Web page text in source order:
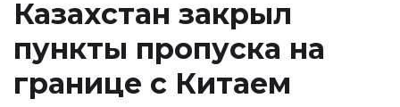
Казахстан закрыл
пункты пропуска на
границе с Китаем